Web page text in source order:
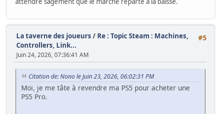
#5
La taverne des joueurs / Re : Topic Steam : Machines,
Controllers, Link...
Juin 24, 2026, 07:36:41 AM
Citation de: Nono le Juin 23, 2026, 06:02:31 PM
Moi, je me tâte à revendre ma PS5 pour acheter une
PS5 Pro.